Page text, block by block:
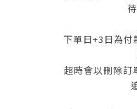
下單日+3 日為
超時會以刪除訂